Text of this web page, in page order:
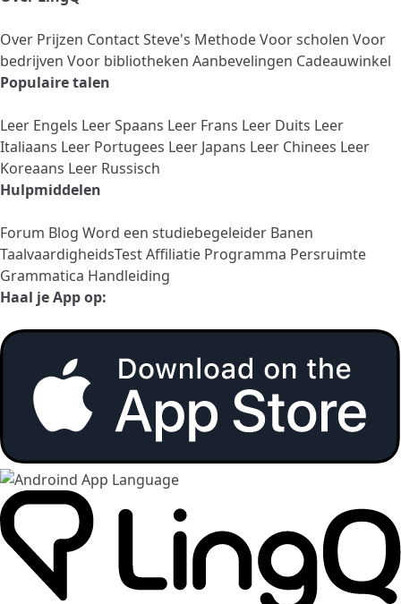
Over Prijzen ContactSteve's MethodeVoor scholen Voor
bedrijven Voor bibliotheken Aanbevelingen Cadeauwinkel
Populaire talen
Leer Engels Leer Spaans Leer Frans Leer Duits Leer
Italiaans Leer Portugees Leer Japans Leer Chinees Leer
Koreaans Leer Russisch
Hulpmiddelen
Forum Blog Word een studiebegeleider Banen
TaalvaardigheidsTestAffiliatie Programma Persruimte
Grammatica Handleiding
Haal je App op: